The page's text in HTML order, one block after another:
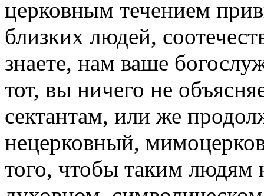
церковным течением
близких людей,
знаете, нам ваше
тот, вы ничего не
сектантам, или же
нецерковный,
того, чтобы таким людям